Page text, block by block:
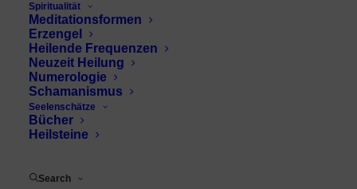
Spiritualität
Meditationsformen
Erzengel
Heilende Frequenzen
Neuzeit Heilung
Numerologie
Schamanismus
Seelenschätze
Bücher
Heilsteine
Search